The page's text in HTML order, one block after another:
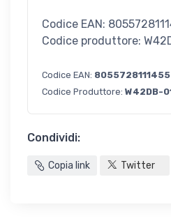
Codice EAN:
Codice produttore:
Codice EAN: 8055728111455
Codice Produttore: W42DB-
Condividi:
Copia link Twitter